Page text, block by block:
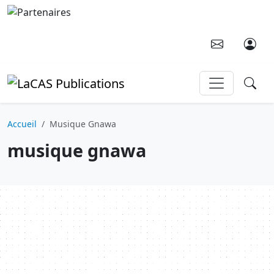
Aller au contenu principal
Accueil Musique Gnawa
musique gnawa